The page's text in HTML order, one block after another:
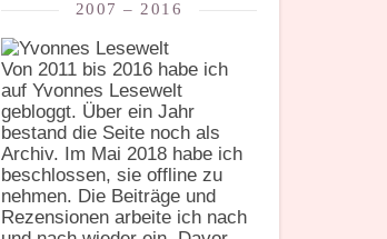
2007 – 2016
Von 2011 bis 2016 habe ich
auf Yvonnes Lesewelt
gebloggt. Über ein Jahr
bestand die Seite noch als
Archiv. Im Mai 2018 habe ich
beschlossen, sie offline zu
nehmen. Die Beiträge und
Rezensionen arbeite ich nach